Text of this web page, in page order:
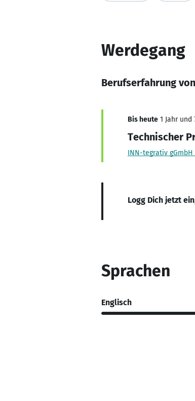
Werdegang
Berufserfahrung
Bis heute 1 Jahr und
Technischer
INN-tegrativ
Logg Dich jetzt
Sprachen
Englisch